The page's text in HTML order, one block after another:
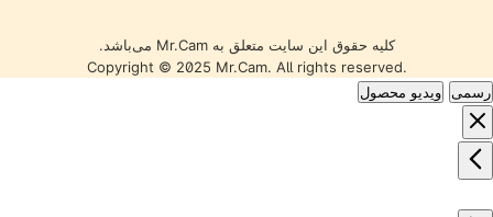
کلیه حقوق این سایت متعلق به Mr.Cam می‌باشد.
Copyright © 2025 Mr.Cam. All rights reserved.
رسمی
ویدیو محصول